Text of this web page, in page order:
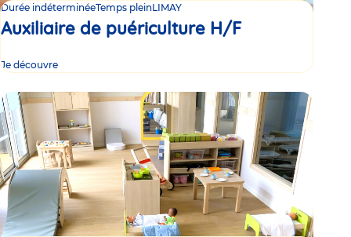
Durée indéterminéeTemps pleinLIMAY
Auxiliaire de puériculture H/F
Je découvre